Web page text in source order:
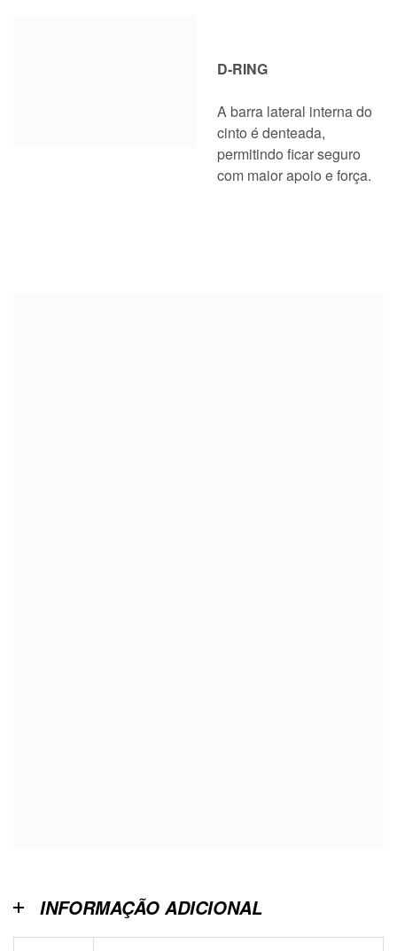
D-RING
A barra lateral interna do
cinto é denteada,
permitindo ficar seguro
com maior apoio e força.
INFORMAÇÃO ADICIONAL